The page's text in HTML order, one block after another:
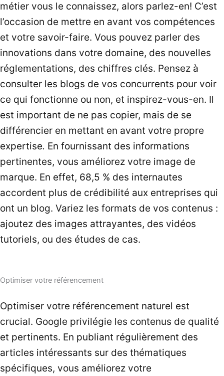
métier vous le connaissez, alors parlez-en! C’est
l’occasion de mettre en avant vos compétences
et votre savoir-faire. Vous pouvez parler des
innovations dans votre domaine, des nouvelles
réglementations, des chiffres clés. Pensez à
consulter les blogs de vos concurrents pour voir
ce qui fonctionne ou non, et inspirez-vous-en. Il
est important de ne pas copier, mais de se
différencier en mettant en avant votre propre
expertise. En fournissant des informations
pertinentes, vous améliorez votre image de
marque. En effet, 68,5 % des internautes
accordent plus de crédibilité aux entreprises qui
ont un blog. Variez les formats de vos contenus :
ajoutez des images attrayantes, des vidéos
tutoriels, ou des études de cas.
Optimiser votre référencement
Optimiser votre référencement naturel est
crucial. Google privilégie les contenus de qualité
et pertinents. En publiant régulièrement des
articles intéressants sur des thématiques
spécifiques, vous améliorez votre